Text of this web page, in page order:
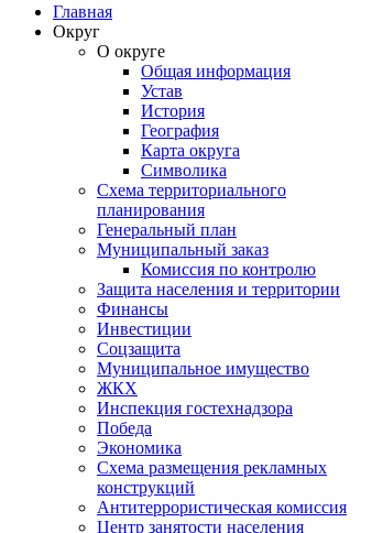
Главная
Округ
О округе
Общая информация
Устав
История
География
Карта округа
Символика
Схема территориального
планирования
Генеральный план
Муниципальный заказ
Комиссия по контролю
Защита населения и территории
Финансы
Инвестиции
Соцзащита
Муниципальное имущество
ЖКХ
Инспекция гостехнадзора
Победа
Экономика
Схема размещения рекламных
конструкций
Антитеррористическая комиссия
Центр занятости населения